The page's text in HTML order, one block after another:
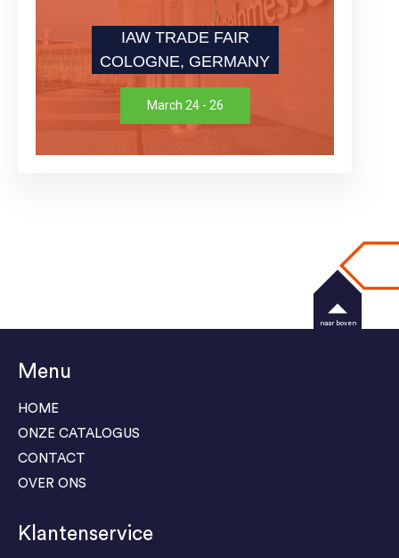
IAW TRADE FAIR
COLOGNE, GERMANY
March 24 - 26
Menu
HOME
ONZE CATALOGUS
CONTACT
OVER ONS
Klantenservice
naar boven